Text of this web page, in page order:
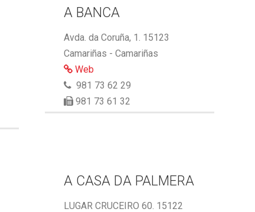
A BANCA
Avda. da Coruña, 1. 15123
Camariñas - Camariñas
Web
981 73 62 29
981 73 61 32
A CASA DA PALMERA
LUGAR CRUCEIRO 60. 15122